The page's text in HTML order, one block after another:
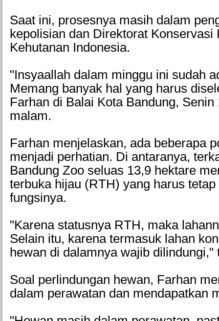
Saat ini, prosesnya masih dalam
kepolisian dan Direktorat Konservasi
Kehutanan Indonesia.
"Insyaallah dalam minggu ini sudah
Memang banyak hal yang harus
Farhan di Balai Kota Bandung, Senin
malam.
Farhan menjelaskan, ada beberapa
menjadi perhatian. Di antaranya,
Bandung Zoo seluas 13,9 hektare
terbuka hijau (RTH) yang harus
fungsinya.
"Karena statusnya RTH, maka
Selain itu, karena termasuk lahan
hewan di dalamnya wajib dilindungi,"
Soal perlindungan hewan, Farhan
dalam perawatan dan mendapatkan